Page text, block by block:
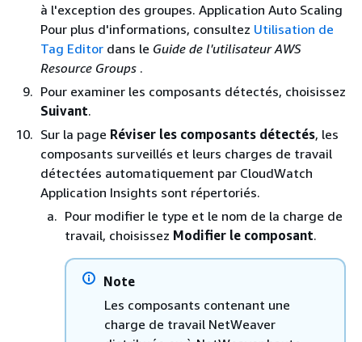
à l'exception des groupes. Application Auto Scaling
Pour plus d'informations, consultez Utilisation de
Tag Editor dans le Guide de l'utilisateur AWS
Resource Groups .
Pour examiner les composants détectés, choisissez
Suivant.
Sur la page Réviser les composants détectés, les
composants surveillés et leurs charges de travail
détectées automatiquement par CloudWatch
Application Insights sont répertoriés.
Pour modifier le type et le nom de la charge de
travail, choisissez Modifier le composant.
Note
Les composants contenant une
charge de travail NetWeaver